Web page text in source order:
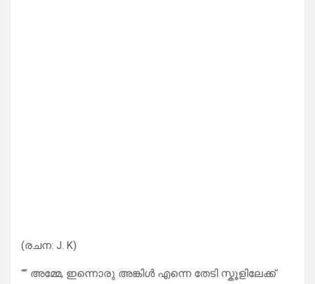
(രചന: J. K)
“” അമ്മേ, ഇന്നൊരു അങ്കിൾ എന്നെ തേടി സ്കൂളിലേക്ക്